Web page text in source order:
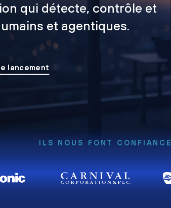
qui détecte, contrôle et
et agentiques.
lancement
ILS NOUS FONT CONFIANCE